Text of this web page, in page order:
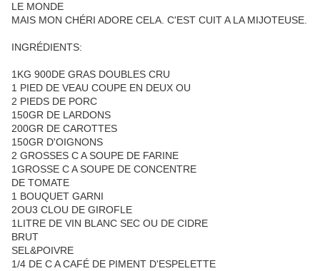
LE MONDE
MAIS MON CHÉRI ADORE CELA. C'EST CUIT A LA MIJOTEUSE.
INGRÉDIENTS:
1KG 900DE GRAS DOUBLES CRU
1 PIED DE VEAU COUPE EN DEUX OU
2 PIEDS DE PORC
150GR DE LARDONS
200GR DE CAROTTES
150GR D'OIGNONS
2 GROSSES C A SOUPE DE FARINE
1GROSSE C A SOUPE DE CONCENTRE
DE TOMATE
1 BOUQUET GARNI
2OU3 CLOU DE GIROFLE
1LITRE DE VIN BLANC SEC OU DE CIDRE
BRUT
SEL&POIVRE
1/4 DE C A CAFÉ DE PIMENT D'ESPELETTE